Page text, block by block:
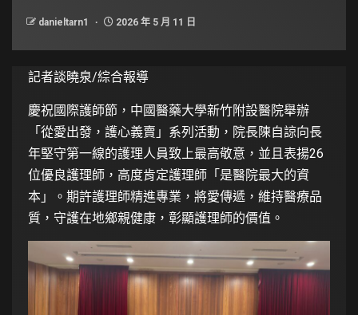
danieltarn1 2026 年 5 月 11 日
記者談曉泉/綜合報導
慶祝國際護師節，中國醫藥大學新竹附設醫院舉辦
「從愛出發，護心義賣」系列活動，院長陳自諒向長
年堅守第一線的護理人員致上最高敬意，並且表揚26
位優良護理師，高度肯定護理師「是醫院最大的資
本」。期許護理師精進專業，將愛傳遞，維持醫療品
質，守護在地鄉親健康，彰顯護理師的價值。